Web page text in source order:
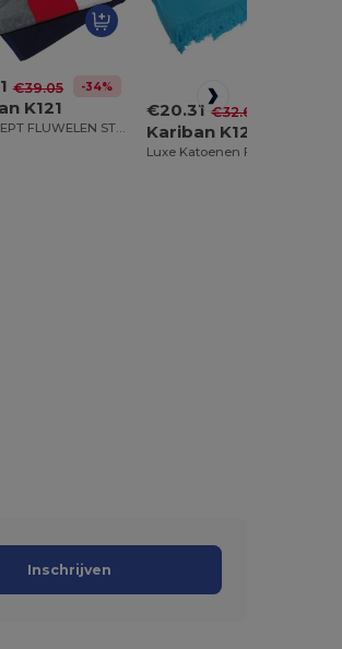
€39.05 -34%
K121
GESTREEPT FLUWELEN STRANDLAKEN
€20.31 €32.62
Kariban K128
Inschrijven